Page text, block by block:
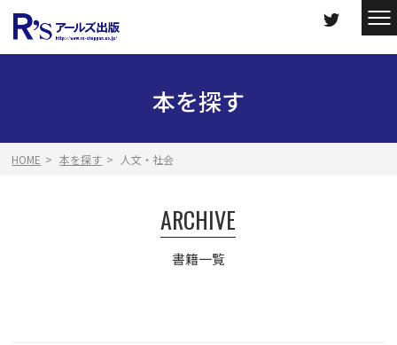
本を探す
HOME 本を探す 人文・社会
ARCHIVE
書籍一覧